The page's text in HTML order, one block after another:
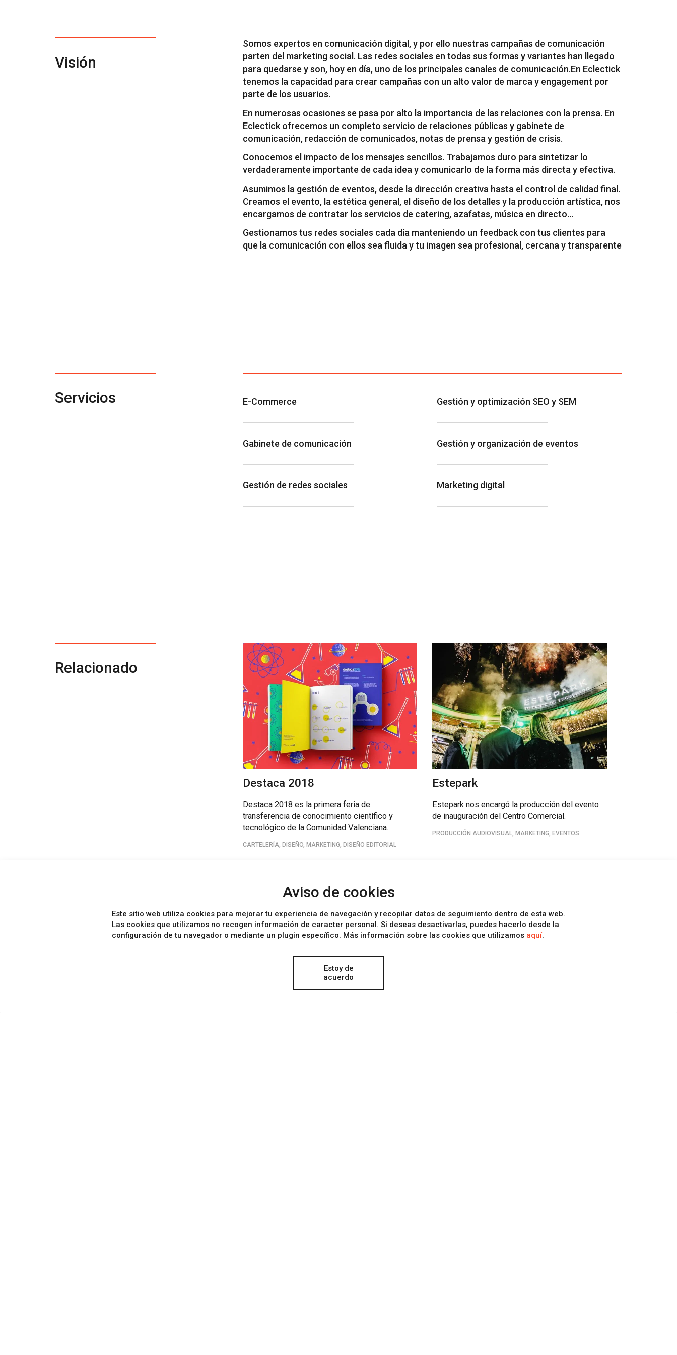
Visión
Somos expertos en comunicación digital, y por ello nuestras campañas de comunicación
parten del marketing social. Las redes sociales en todas sus formas y variantes han llegado
para quedarse y son, hoy en día, uno de los principales canales de comunicación.En Eclectick
tenemos la capacidad para crear campañas con un alto valor de marca y engagement por
parte de los usuarios.
En numerosas ocasiones se pasa por alto la importancia de las relaciones con la prensa. En
Eclectick ofrecemos un completo servicio de relaciones públicas y gabinete de
comunicación, redacción de comunicados, notas de prensa y gestión de crisis.
Conocemos el impacto de los mensajes sencillos. Trabajamos duro para sintetizar lo
verdaderamente importante de cada idea y comunicarlo de la forma más directa y efectiva.
Asumimos la gestión de eventos, desde la dirección creativa hasta el control de calidad final.
Creamos el evento, la estética general, el diseño de los detalles y la producción artística, nos
encargamos de contratar los servicios de catering, azafatas, música en directo...
Gestionamos tus redes sociales cada día manteniendo un feedback con tus clientes para
que la comunicación con ellos sea fluida y tu imagen sea profesional, cercana y transparente
Servicios E-Commerce
Gabinete de comunicación
Gestión de redes sociales
Gestión y optimización SEO y SEM
Gestión y organización de eventos
Marketing digital
Relacionado
Destaca 2018
Destaca 2018 es la primera feria de
transferencia de conocimiento científico y
tecnológico de la Comunidad Valenciana.
CARTELERÍA, DISEÑO, MARKETING, DISEÑO EDITORIAL
Estepark
Estepark nos encargó la producción del evento
de inauguración del Centro Comercial.
PRODUCCIÓN AUDIOVISUAL, MARKETING, EVENTOS
Aviso de cookies
Este sitio web utiliza cookies para mejorar tu experiencia de navegación y recopilar datos de seguimiento dentro de esta web.
Las cookies que utilizamos no recogen información de caracter personal. Si deseas desactivarlas, puedes hacerlo desde la
configuración de tu navegador o mediante un plugin específico. Más información sobre las cookies que utilizamos aquí.
Estoy de
acuerdo